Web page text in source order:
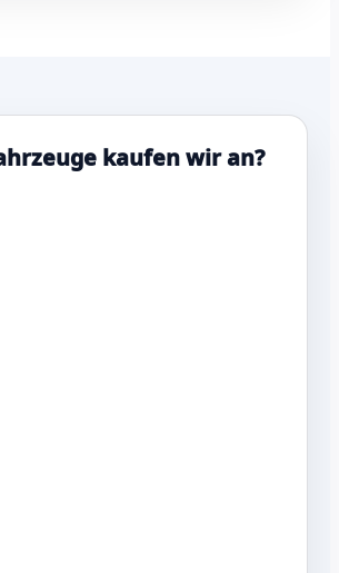
kaufen wir an?